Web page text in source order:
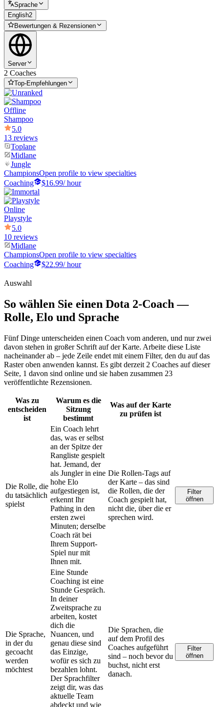
Sprache
English2
Bewertungen & Rezensionen
Server
2 Coaches
Top-Empfehlungen
Offline
Shampoo
5.0
13 reviews
Toplane
Midlane
Jungle
ChampionsOpen profile to view specialties
Coaching
$16.99/ hour
Online
Playstyle
5.0
10 reviews
Midlane
ChampionsOpen profile to view specialties
Coaching
$22.99/ hour
Auswahl
So wählen Sie einen Dota 2-Coach —
Rolle, Elo und Sprache
Fünf Dinge unterscheiden einen Coach vom anderen, und nur zwei
davon stehen in großer Schrift auf der Karte. Arbeite diese Liste
nacheinander ab – jede Zeile endet mit einem Filter, den du auf das
Raster oben anwenden kannst. Es gibt derzeit 2 Coaches auf dieser
Seite, 1 davon sind online und sie haben zusammen 23
veröffentlichte Rezensionen.
Was zu
entscheiden
ist
Warum es die
Sitzung
bestimmt
Was auf der Karte
zu prüfen ist
Die Rolle, die
du tatsächlich
spielst
Ein Coach lehrt
das, was er selbst
an der Spitze der
Rangliste gespielt
hat. Jemand, der
als Jungler in eine
hohe Elo
aufgestiegen ist,
erkennt Ihr
Pathing in den
ersten zwei
Minuten; derselbe
Coach rät bei
Ihrem Support-
Spiel nur mit
Ihnen mit.
Die Rollen-Tags auf
der Karte – das sind
die Rollen, die der
Coach gespielt hat,
nicht die, über die er
sprechen wird.
Filter
öffnen
Die Sprache,
in der du
gecoacht
werden
möchtest
Eine Stunde
Coaching ist eine
Stunde Gespräch.
In deiner
Zweitsprache zu
arbeiten, kostet
dich die
Nuancen, und
genau diese sind
das Einzige,
wofür es sich zu
bezahlen lohnt.
Der Sprachfilter
zeigt dir, was das
aktuelle Team
abdeckt und wie
Die Sprachen, die
auf dem Profil des
Coaches aufgeführt
sind – noch bevor du
buchst, nicht erst
danach.
Filter
öffnen